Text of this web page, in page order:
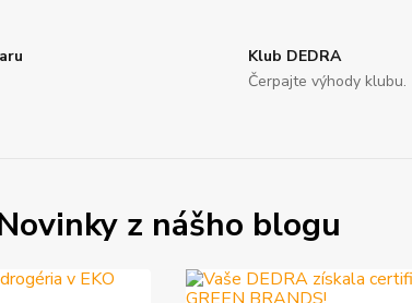
Klub DEDRA
Čerpajte výhody klubu.
z nášho blogu